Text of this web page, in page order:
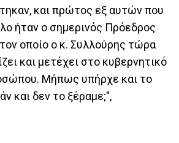
και πρώτος εξ αυτών που
ήταν ο σημερινός Πρόεδρος
οποίο ο κ. Συλλούρης τώρα
και μετέχει στο κυβερνητικό
Μήπως υπήρχε και το
και δεν το ξέραμε;",